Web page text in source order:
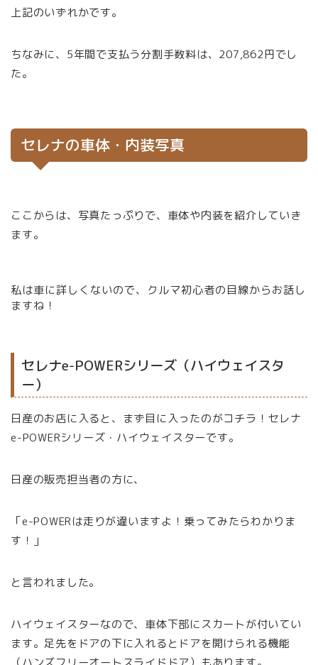
上記のいずれかです。
ちなみに、5年間で支払う分割手数料は、207,862円でし
た。
セレナの車体・内装写真
ここからは、写真たっぷりで、車体や内装を紹介していき
ます。
私は車に詳しくないので、クルマ初心者の目線からお話し
ますね！
セレナe-POWERシリーズ（ハイウェイスタ
ー）
日産のお店に入ると、まず目に入ったのがコチラ！セレナ
e-POWERシリーズ・ハイウェイスターです。
日産の販売担当者の方に、
「e-POWERは走りが違いますよ！乗ってみたらわかりま
す！」
と言われました。
ハイウェイスターなので、車体下部にスカートが付いてい
ます。足先をドアの下に入れるとドアを開けられる機能